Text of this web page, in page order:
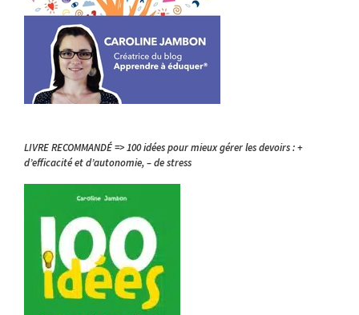
LIVRE RECOMMANDÉ => 100 idées pour mieux gérer les devoirs : +
d’efficacité et d’autonomie, – de stress